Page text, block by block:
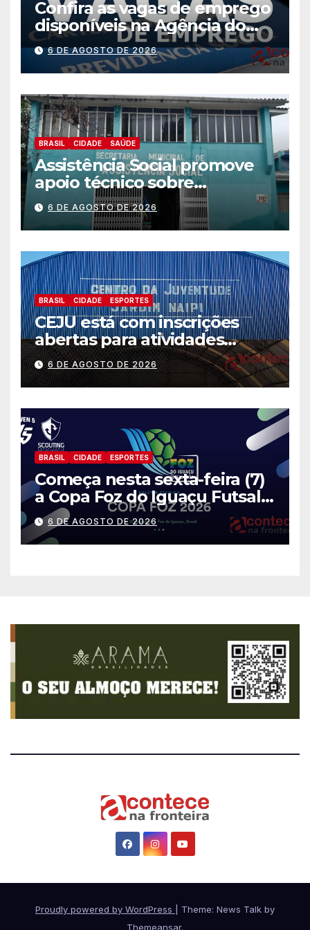
Confira as vagas de emprego
disponíveis na Agência do
Trabalhador
6 DE AGOSTO DE 2026
BRASIL CIDADE SAÚDE
Assistência Social promove
apoio técnico sobre
preparação e resposta a
situações de emergência e
calamidade pública
6 DE AGOSTO DE 2026
BRASIL CIDADE ESPORTES
CEJU está com inscrições
abertas para atividades
gratuitas
6 DE AGOSTO DE 2026
BRASIL CIDADE ESPORTES
Começa nesta sexta-feira (7)
a Copa Foz do Iguaçu Futsal
2026 com equipes de quatro
países
6 DE AGOSTO DE 2026
Proudly powered by WordPress
Theme: News Talk by
Themeansar.